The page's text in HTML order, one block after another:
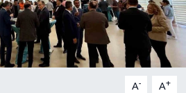
A- A+